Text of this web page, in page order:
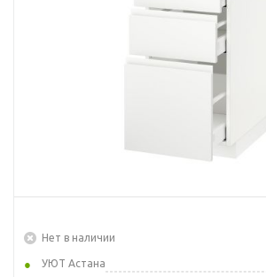
Нет в наличии
УЮТ Астана